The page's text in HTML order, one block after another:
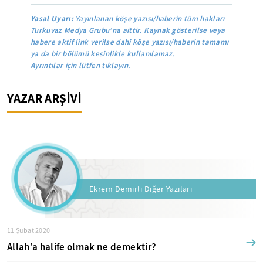
Yasal Uyarı: Yayınlanan köşe yazısı/haberin tüm hakları
Turkuvaz Medya Grubu’na aittir. Kaynak gösterilse veya
habere aktif link verilse dahi köşe yazısı/haberin tamamı
ya da bir bölümü kesinlikle kullanılamaz.
Ayrıntılar için lütfentıklayın.
YAZAR ARŞİVİ
Ekrem Demirli Diğer Yazıları
11 Şubat 2020
Allah’a halife olmak ne demektir?